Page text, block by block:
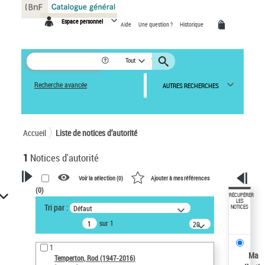
Espace personnel Aide Une question ? Historique
Tout
Recherche avancée AUTRES RECHERCHES
Accueil Liste de notices d’autorité
1 Notices d'autorité
VOTRE RECHERCHE
Recherche avancée dans les
notices d’autorité
Œuvres liées à l'auteur :
Temperton, Rod (1947-2016)
Voir la sélection (0) Ajouter à mes références
(0)
Tri par : Défaut
sur 1
20
résultats/page
1
Temperton, Rod (1947-2016)
RÉCUPÉRER
LES
NOTICES
Ma
Panneau de gestion des cookies